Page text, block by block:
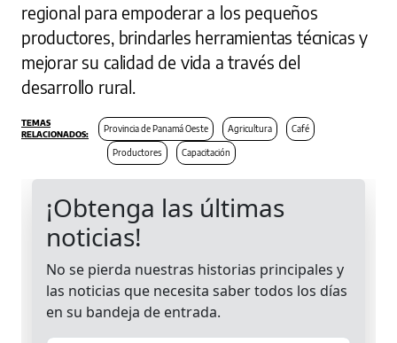
regional para empoderar a los pequeños
productores, brindarles herramientas técnicas y
mejorar su calidad de vida a través del
desarrollo rural.
Provincia de Panamá Oeste Agricultura Café
Productores Capacitación